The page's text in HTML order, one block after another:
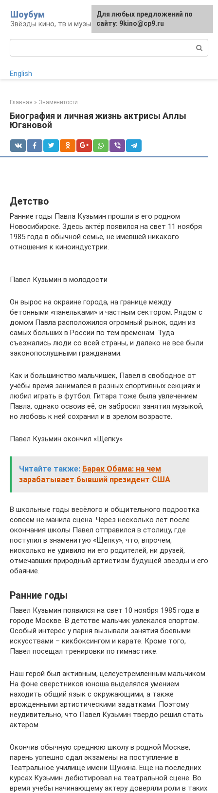
контенту
Шоубум
Звёзды кино, тв и музыки
English
Главная » Знаменитости
Биография и личная жизнь актрисы Аллы
Югановой
Детство
Ранние годы Павла Кузьмин прошли в его родном
Новосибирске. Здесь актёр появился на свет 11 ноября
1985 года в обычной семье, не имевшей никакого
отношения к киноиндустрии.
Павел Кузьмин в молодости
Он вырос на окраине города, на границе между
бетонными «панельками» и частным сектором. Рядом с
домом Павла расположился огромный рынок, один из
самых больших в России по тем временам. Туда
съезжались люди со всей страны, и далеко не все были
законопослушными гражданами.
Как и большинство мальчишек, Павел в свободное от
учёбы время занимался в разных спортивных секциях и
любил играть в футбол. Гитара тоже была увлечением
Павла, однако освоив её, он забросил занятия музыкой,
но любовь к ней сохранил и в зрелом возрасте.
Павел Кузьмин окончил «Щепку»
Читайте также: Барак Обама: на чем
зарабатывает бывший президент США
В школьные годы весёлого и общительного подростка
совсем не манила сцена. Через несколько лет после
окончания школы Павел отправился в столицу, где
поступил в знаменитую «Щепку», что, впрочем,
нисколько не удивило ни его родителей, ни друзей,
отмечавших природный артистизм будущей звезды и его
обаяние.
Ранние годы
Павел Кузьмин появился на свет 10 ноября 1985 года в
городе Москве. В детстве мальчик увлекался спортом.
Особый интерес у парня вызывали занятия боевыми
искусствами – кикбоксингом и карате. Кроме того,
Павел посещал тренировки по гимнастике.
Наш герой был активным, целеустремленным мальчиком.
На фоне сверстников юноша выделялся умением
находить общий язык с окружающими, а также
врожденными артистическими задатками. Поэтому
неудивительно, что Павел Кузьмин твердо решил стать
актером.
Окончив обычную среднюю школу в родной Москве,
парень успешно сдал экзамены на поступление в
Театральное училище имени Щукина. Еще на последних
курсах Кузьмин дебютировал на театральной сцене. Во
время учебы начинающему актеру доверяли роли в таких
Для любых предложений по
сайту: 9kino@cp9.ru